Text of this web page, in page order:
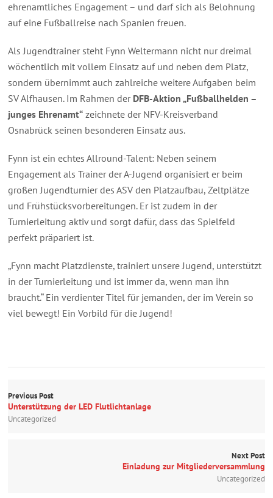
ehrenamtliches Engagement – und darf sich als Belohnung
auf eine Fußballreise nach Spanien freuen.
Als Jugendtrainer steht Fynn Weltermann nicht nur dreimal
wöchentlich mit vollem Einsatz auf und neben dem Platz,
sondern übernimmt auch zahlreiche weitere Aufgaben beim
SV Alfhausen. Im Rahmen der DFB-Aktion „Fußballhelden –
junges Ehrenamt“ zeichnete der NFV-Kreisverband
Osnabrück seinen besonderen Einsatz aus.
Fynn ist ein echtes Allround-Talent: Neben seinem
Engagement als Trainer der A-Jugend organisiert er beim
großen Jugendturnier des ASV den Platzaufbau, Zeltplätze
und Frühstücksvorbereitungen. Er ist zudem in der
Turnierleitung aktiv und sorgt dafür, dass das Spielfeld
perfekt präpariert ist.
„Fynn macht Platzdienste, trainiert unsere Jugend, unterstützt
in der Turnierleitung und ist immer da, wenn man ihn
braucht.“ Ein verdienter Titel für jemanden, der im Verein so
viel bewegt! Ein Vorbild für die Jugend!
Previous Post
Unterstützung der LED Flutlichtanlage
Uncategorized
Next Post
Einladung zur Mitgliederversammlung
Uncategorized